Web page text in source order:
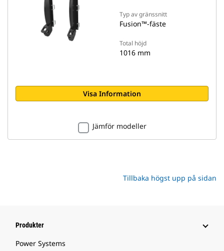
Typ av gränssnitt
Fusion™-fäste
Total höjd
1016 mm
Visa Information
Jämför modeller
Tillbaka högst upp på sidan
Produkter
Power Systems